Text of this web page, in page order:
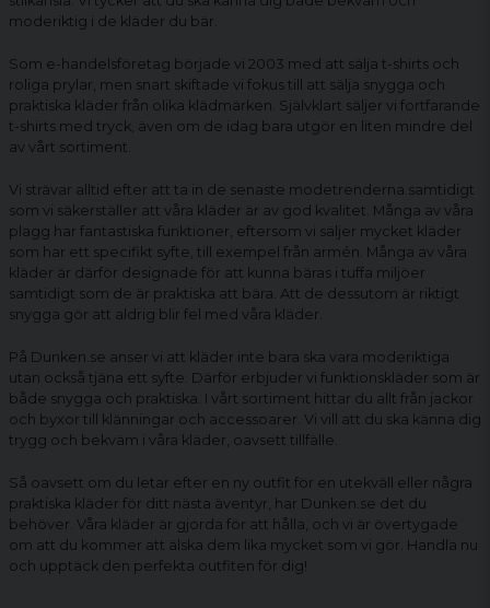
moderiktig i de kläder du bär.
Som e-handelsföretag började vi 2003 med att sälja t-shirts och
roliga prylar, men snart skiftade vi fokus till att sälja snygga och
praktiska kläder från olika klädmärken. Självklart säljer vi fortfarande
t-shirts med tryck, även om de idag bara utgör en liten mindre del
av vårt sortiment.
Vi strävar alltid efter att ta in de senaste modetrenderna samtidigt
som vi säkerställer att våra kläder är av god kvalitet. Många av våra
plagg har fantastiska funktioner, eftersom vi säljer mycket kläder
som har ett specifikt syfte, till exempel från armén. Många av våra
kläder är därför designade för att kunna bäras i tuffa miljöer
samtidigt som de är praktiska att bära. Att de dessutom är riktigt
snygga gör att aldrig blir fel med våra kläder.
På Dunken.se anser vi att kläder inte bara ska vara moderiktiga
utan också tjäna ett syfte. Därför erbjuder vi funktionskläder som är
både snygga och praktiska. I vårt sortiment hittar du allt från jackor
och byxor till klänningar och accessoarer. Vi vill att du ska känna dig
trygg och bekväm i våra kläder, oavsett tillfälle.
Så oavsett om du letar efter en ny outfit för en utekväll eller några
praktiska kläder för ditt nästa äventyr, har Dunken.se det du
behöver. Våra kläder är gjorda för att hålla, och vi är övertygade
om att du kommer att älska dem lika mycket som vi gör. Handla nu
och upptäck den perfekta outfiten för dig!